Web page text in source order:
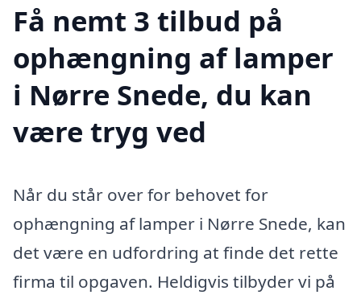
Få nemt 3 tilbud på
ophængning af lamper
i Nørre Snede, du kan
være tryg ved
Når du står over for behovet for
ophængning af lamper i Nørre Snede, kan
det være en udfordring at finde det rette
firma til opgaven. Heldigvis tilbyder vi på